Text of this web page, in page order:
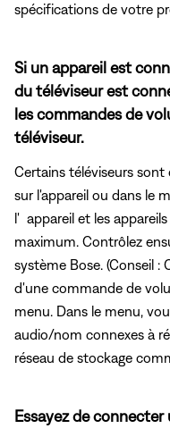
spécifications de votre
Si un appareil est
du téléviseur est
les commandes de
téléviseur.
Certains téléviseurs
sur l'appareil ou dans le
l' appareil et les
maximum. Contrôlez
système Bose. (Conseil :
d'une commande de
menu. Dans le menu,
audio/nom connexes à
réseau de stockage
Essayez de